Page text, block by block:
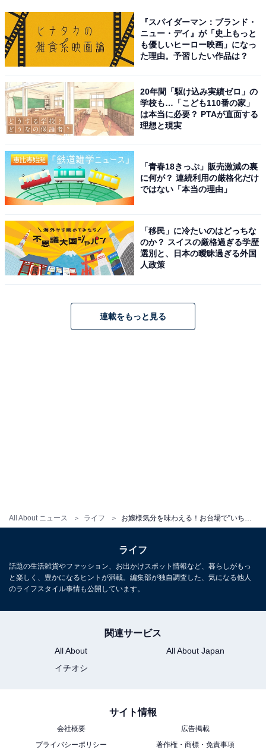
All About ニュース ライフ
仮面舞踏会では欠かせないバラをモチーフにした「わた
くしのバラのカップケーキ」や、いちご型に盛り付けら
れた「もぎって召し上がれ 苺のモンブラン」、定番ケ
ーキにチョコレートをたっぷりとかけた「フツウの恋に
は飽きたわ チョコレート・ストロベリーショートケー
キ」など、見た目も味も魅力的なスイーツが盛りだくさ
ん。ほかにも「優しくしてね♥ ストロベリースフレチー
ズケーキ」や「ほろ酔いもたまには許して ストロベリー
とスパークリングロゼワインゼリー」など、世界観を構
成するネーミングもユニークです。
期間中は、気分を盛り上げるマスカレードのマスクを写
真撮影用に貸し出し、フォトブースも設置されるそう。
期間：12月26日(火)～ 3月15日(木)
(エクスプレスブッフェ45分)
料金：
1部 平日 大人3400円／子供2100円 土日祝 大人
※税金・サービス料別途 ※子供は6歳～11歳
ウェブサイト
ルトロン
『スパイダーマン：ブランド・
ニュー・デイ』が「史上もっと
も優しいヒーロー映画」になっ
た理由。予習したい作品は？
20年間「駆け込み実績ゼロ」の
学校も…「こども110番の家」
は本当に必要？ PTAが直面する
理想と現実
「青春18きっぷ」販売激減の裏
に何が？ 連続利用の厳格化だけ
ではない「本当の理由」
「移民」に冷たいのはどっちな
のか？ スイスの厳格過ぎる学歴
選別と、日本の曖昧過ぎる外国
人政策
連載をもっと見る
ライフ
話題の生活雑貨やファッション、お出かけスポット情報など、暮らしがもっ
と楽しく、豊かになるヒントが満載。編集部が独自調査した、気になる他人
のライフスタイル事情も公開しています。
関連サービス
All About
All About Japan
イチオシ
サイト情報
会社概要
広告掲載
プライバシーポリシー
著作権・商標・免責事項